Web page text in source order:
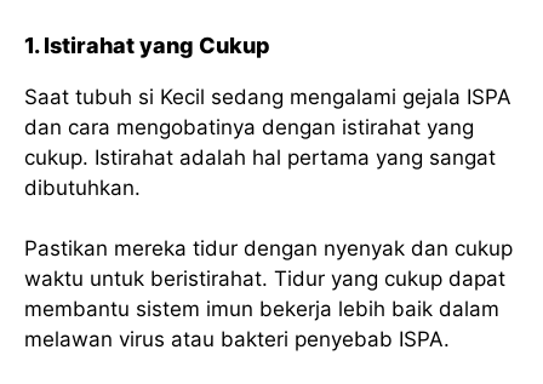
1. Istirahat yang Cukup
Saat tubuh si Kecil sedang mengalami gejala ISPA
dan cara mengobatinya dengan istirahat yang
cukup. Istirahat adalah hal pertama yang sangat
dibutuhkan.
Pastikan mereka tidur dengan nyenyak dan cukup
waktu untuk beristirahat. Tidur yang cukup dapat
membantu sistem imun bekerja lebih baik dalam
melawan virus atau bakteri penyebab ISPA.